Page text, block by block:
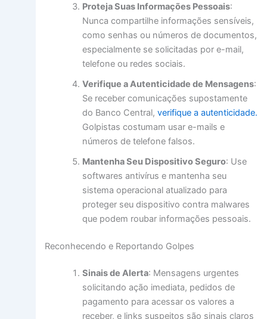
Proteja Suas Informações Pessoais:
Nunca compartilhe informações sensíveis,
como senhas ou números de documentos,
especialmente se solicitadas por e-mail,
telefone ou redes sociais.
Verifique a Autenticidade de Mensagens:
Se receber comunicações supostamente
do Banco Central,verifique a autenticidade.
Golpistas costumam usar e-mails e
números de telefone falsos.
Mantenha Seu Dispositivo Seguro: Use
softwares antivírus e mantenha seu
sistema operacional atualizado para
proteger seu dispositivo contra malwares
que podem roubar informações pessoais.
Reconhecendo e Reportando Golpes
Sinais de Alerta: Mensagens urgentes
solicitando ação imediata, pedidos de
pagamento para acessar os valores a
receber, e links suspeitos são sinais claros